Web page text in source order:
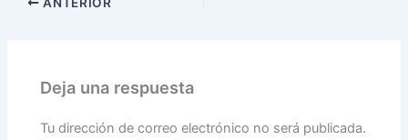
Deja una respuesta
Tu dirección de correo electrónico no será publicada.